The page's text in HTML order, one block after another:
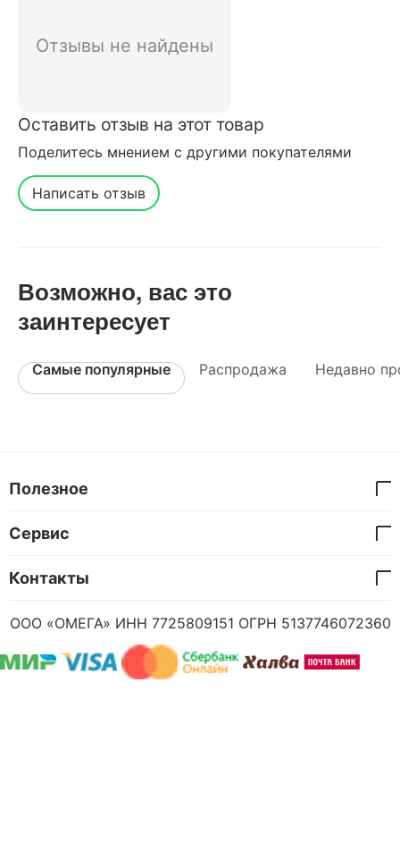
магазина
Отзывы не найдены
Оставить отзыв на этот товар
Поделитесь мнением с другими покупателями
Написать отзыв
Возможно, вас это
заинтересует
Самые популярные Распродажа Недавно
Полезное
Сервис
Контакты
ООО «ОМЕГА» ИНН 7725809151 ОГРН 5137746072360